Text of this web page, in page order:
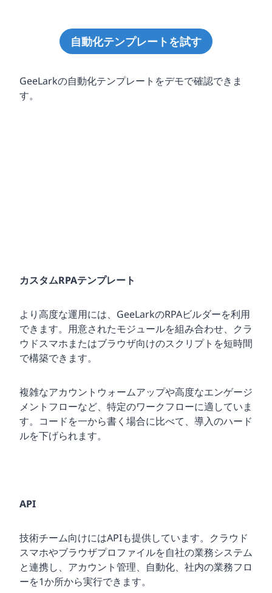
自動化テンプレートを試す
GeeLarkの自動化テンプレートをデモで確認できま
す。
カスタムRPAテンプレート
より高度な運用には、GeeLarkのRPAビルダーを利用
できます。用意されたモジュールを組み合わせ、クラ
ウドスマホまたはブラウザ向けのスクリプトを短時間
で構築できます。
複雑なアカウントウォームアップや高度なエンゲージ
メントフローなど、特定のワークフローに適していま
す。コードを一から書く場合に比べて、導入のハード
ルを下げられます。
API
技術チーム向けにはAPIも提供しています。クラウド
スマホやブラウザプロファイルを自社の業務システム
と連携し、アカウント管理、自動化、社内の業務フロ
ーを1か所から実行できます。